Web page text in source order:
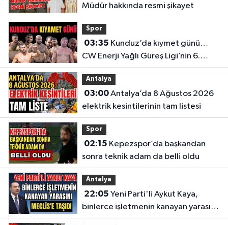
Müdür hakkında resmi şikayet
Spor
03:35
CW Enerji Yağlı Güreş Ligi’nin 6.
Etabı öncesi nefesler tutuldu
Antalya
03:00Antalya’da 8 Ağustos 2026
elektrik kesintilerinin tam listesi
Spor
02:15
sonra teknik adam da belli oldu
Antalya
22:05
binlerce işletmenin kanayan yarasını
Meclis'e taşıdı